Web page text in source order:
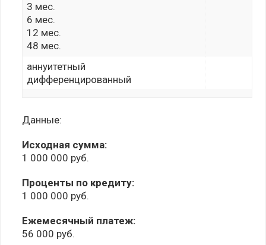
3 мес.
6 мес.
12 мес.
48 мес.
аннуитетный
дифференцированный
Данные:
Исходная сумма:
1 000 000 руб.
Проценты по кредиту:
1 000 000 руб.
Ежемесячный платеж:
56 000 руб.